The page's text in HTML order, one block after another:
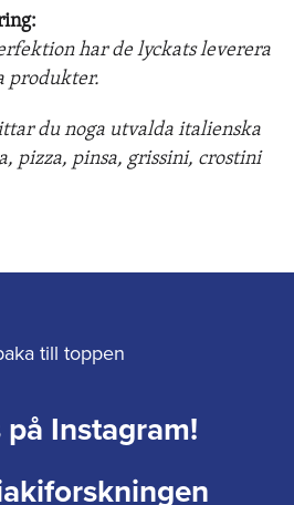
har de lyckats leverera
produkter.
du noga utvalda italienska
pizza, pinsa, grissini, crostini
till toppen
på Instagram!